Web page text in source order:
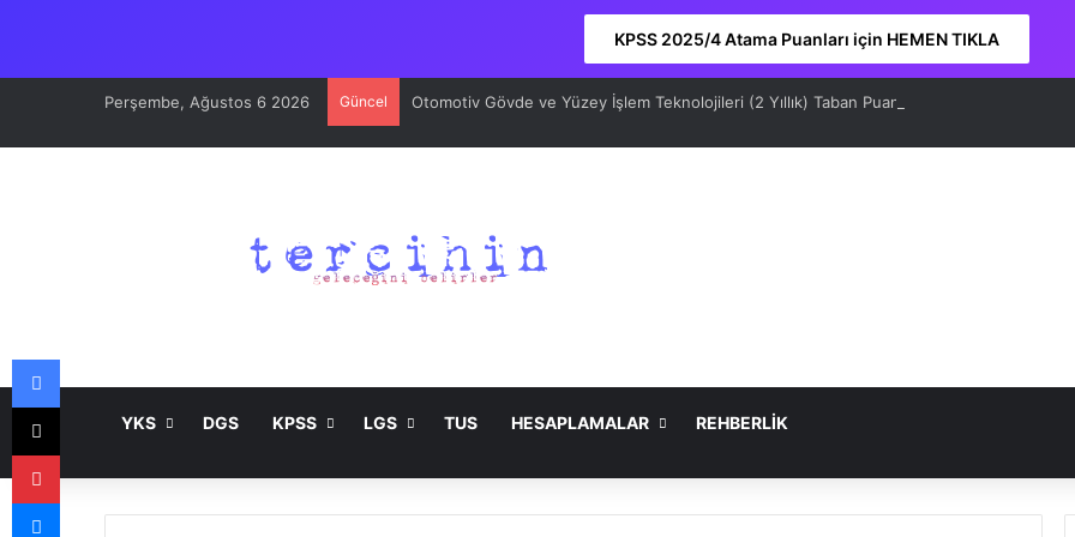
KPSS 2025/4 Atama Puanları için HEMEN TIKLA
Perşembe, Ağustos 6 2026 Güncel Otomotiv Gövde ve Yüzey İşlem Teknolojileri (2 Yıllık) Taban Puanları 2026 ve Sıralama
YKS DGS KPSS LGS TUS HESAPLAMALAR REHBERLİK